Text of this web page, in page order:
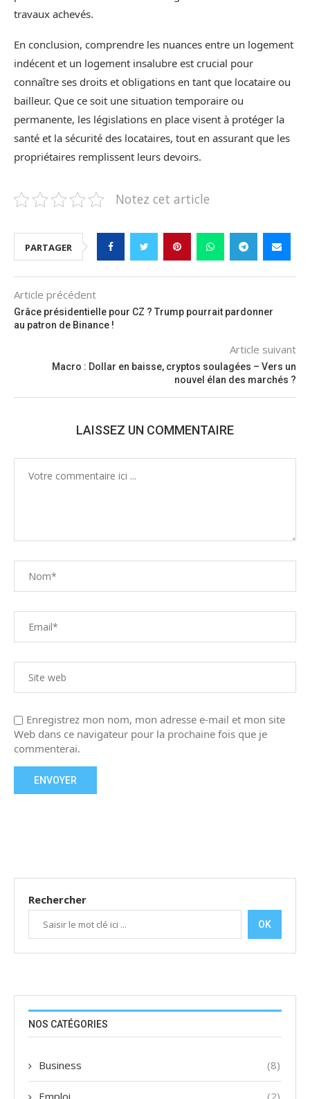
travaux achevés.
En conclusion, comprendre les nuances entre un logement
indécent et un logement insalubre est crucial pour
connaître ses droits et obligations en tant que locataire ou
bailleur. Que ce soit une situation temporaire ou
permanente, les législations en place visent à protéger la
santé et la sécurité des locataires, tout en assurant que les
propriétaires remplissent leurs devoirs.
Notez cet article
PARTAGER
Article précédent
Grâce présidentielle pour CZ ? Trump pourrait pardonner
au patron de Binance !
Article suivant
Macro : Dollar en baisse, cryptos soulagées – Vers un
nouvel élan des marchés ?
LAISSEZ UN COMMENTAIRE
Enregistrez mon nom, mon adresse e-mail et mon site
Web dans ce navigateur pour la prochaine fois que je
commenterai.
Rechercher
OK
NOS CATÉGORIES
Business (8)